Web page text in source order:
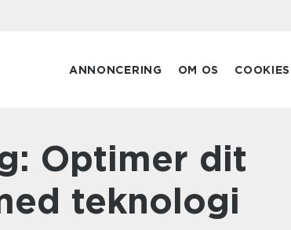
ANNONCERING OM OS COOKIES
teknologi